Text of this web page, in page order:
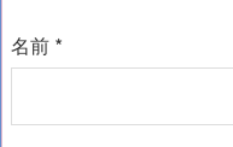
名前 *